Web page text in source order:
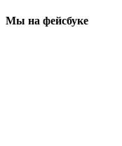
Мы на фейсбуке